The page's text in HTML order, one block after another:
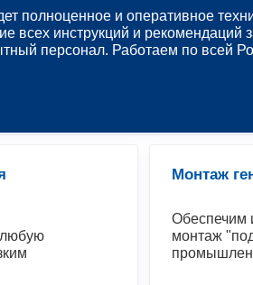
полноценное и оперативное
всех инструкций и рекомендаций
персонал. Работаем по всей
Монтаж
Обеспечим
монтаж